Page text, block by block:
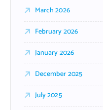
March 2026
February 2026
January 2026
December 2025
July 2025